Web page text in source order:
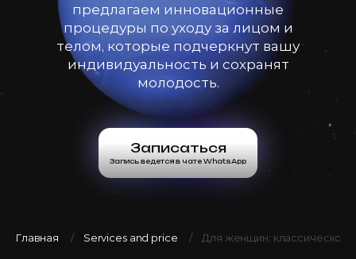
предлагаем инновационные
процедуры по уходу за лицом и
телом, которые подчеркнут вашу
индивидуальность и сохранят
молодость.
Записаться
Запись ведется в чате WhatsApp
Главная Services and price Для женщин: классическое